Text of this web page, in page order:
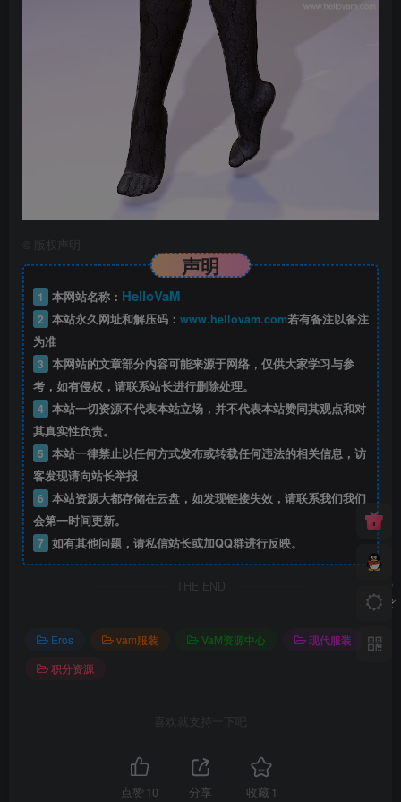
版权声明
声明
1 本网站名称： HelloVaM
2 本站永久网址和解压码： www.hellovam.com若有备注以备注
为准
3 本网站的文章部分内容可能来源于网络，仅供大家学习与参
考，如有侵权，请联系站长进行删除处理。
4 本站一切资源不代表本站立场，并不代表本站赞同其观点和对
其真实性负责。
5 本站一律禁止以任何方式发布或转载任何违法的相关信息，访
客发现请向站长举报
6 本站资源大都存储在云盘，如发现链接失效，请联系我们我们
会第一时间更新。
7 如有其他问题，请私信站长或加QQ群进行反映。
THE END
Eros vam服装 VaM资源中心
现代服装
积分资源
喜欢就支持一下吧
点赞 10 分享 收藏 1